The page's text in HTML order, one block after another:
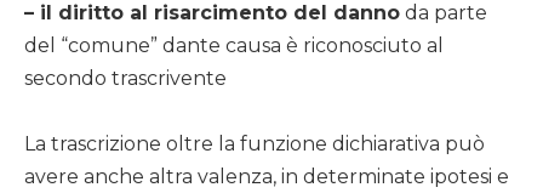
– il diritto al risarcimento del danno da parte
del “comune” dante causa è riconosciuto al
secondo trascrivente
La trascrizione oltre la funzione dichiarativa può
avere anche altra valenza, in determinate ipotesi e